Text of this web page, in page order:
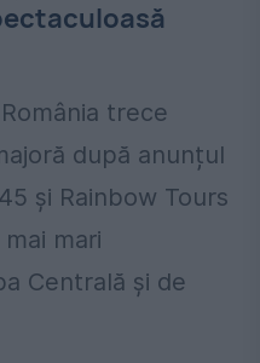
trece
după anunțul
și Rainbow Tours
mari
Centrală și de